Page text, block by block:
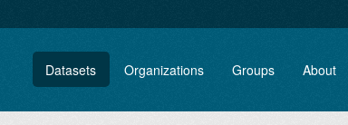
Datasets Organizations Groups About